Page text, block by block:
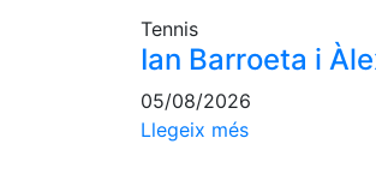
Tennis
Ian Barroeta i
05/08/2026
Llegeix més